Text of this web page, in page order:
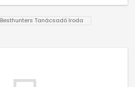
Besthunters Tanácsadó Iroda